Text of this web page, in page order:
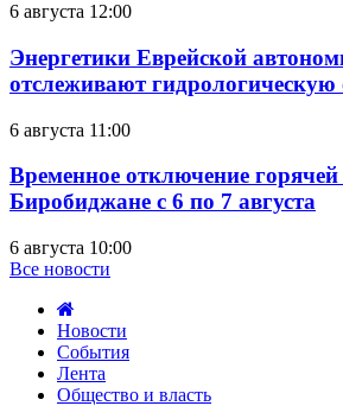
6 августа 12:00
Энергетики Еврейской
отслеживают гидрологическую
6 августа 11:00
Временное отключение
Биробиджане с 6 по 7 августа
6 августа 10:00
Все новости
Новости
События
Лента
Общество и власть